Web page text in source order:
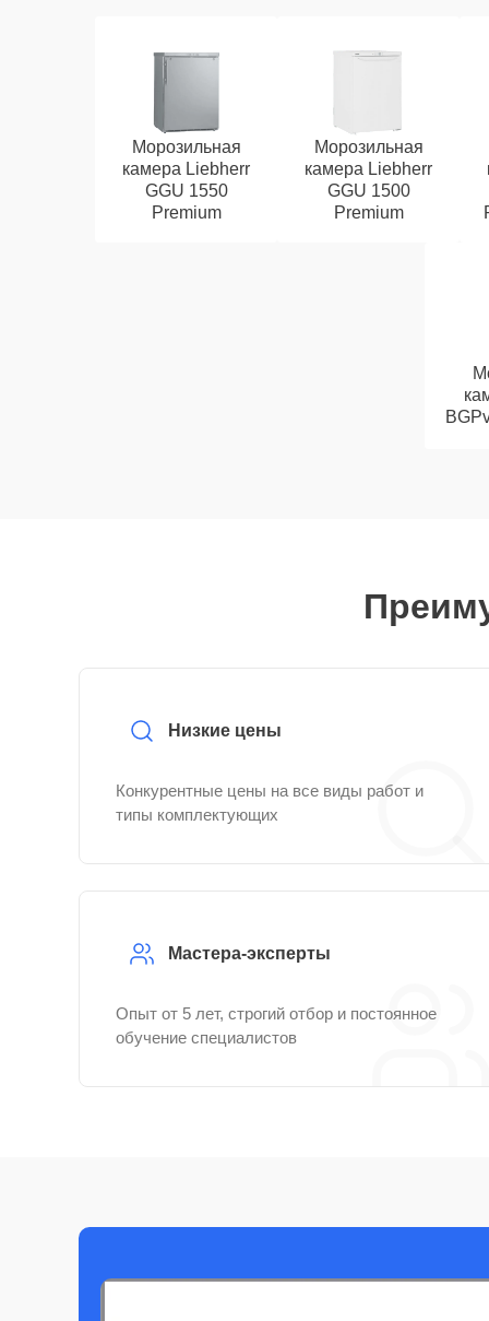
Морозильная
камера Liebherr
GGU 1550
Premium
Морозильная
камера Liebherr
GGU 1500
Premium
Низкие цены
Конкурентные цены на все виды работ и
типы комплектующих
Мастера-эксперты
Опыт от 5 лет, строгий отбор и постоянное
обучение специалистов